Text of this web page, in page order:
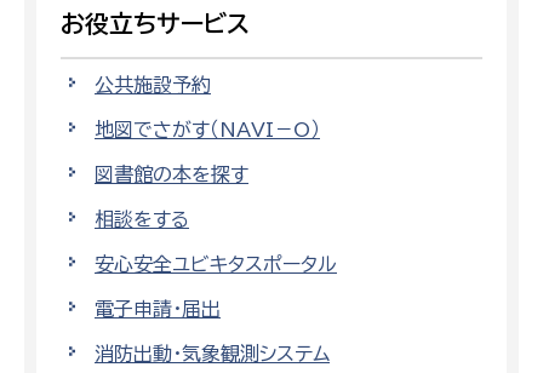
お役立ちサービス
公共施設予約
地図でさがす（NAVI－O）
図書館の本を探す
相談をする
安心安全ユビキタスポータル
電子申請・届出
消防出動・気象観測システム